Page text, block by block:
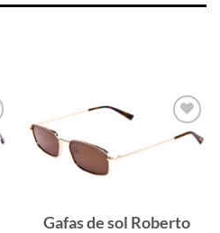
Gafas
Gafas de sol Roberto